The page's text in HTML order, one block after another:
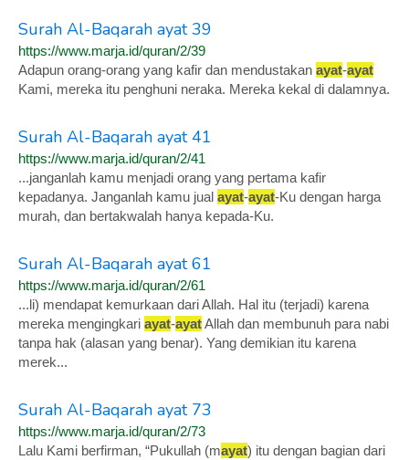
Surah Al-Baqarah ayat 39
https://www.marja.id/quran/2/39
Adapun orang-orang yang kafir dan mendustakan ayat-ayat
Kami, mereka itu penghuni neraka. Mereka kekal di dalamnya.
Surah Al-Baqarah ayat 41
https://www.marja.id/quran/2/41
...janganlah kamu menjadi orang yang pertama kafir
kepadanya. Janganlah kamu jual ayat-ayat-Ku dengan harga
murah, dan bertakwalah hanya kepada-Ku.
Surah Al-Baqarah ayat 61
https://www.marja.id/quran/2/61
...li) mendapat kemurkaan dari Allah. Hal itu (terjadi) karena
mereka mengingkari ayat-ayatAllah dan membunuh para nabi
tanpa hak (alasan yang benar). Yang demikian itu karena
merek...
Surah Al-Baqarah ayat 73
https://www.marja.id/quran/2/73
Lalu Kami berfirman, “Pukullah (mayat) itu dengan bagian dari